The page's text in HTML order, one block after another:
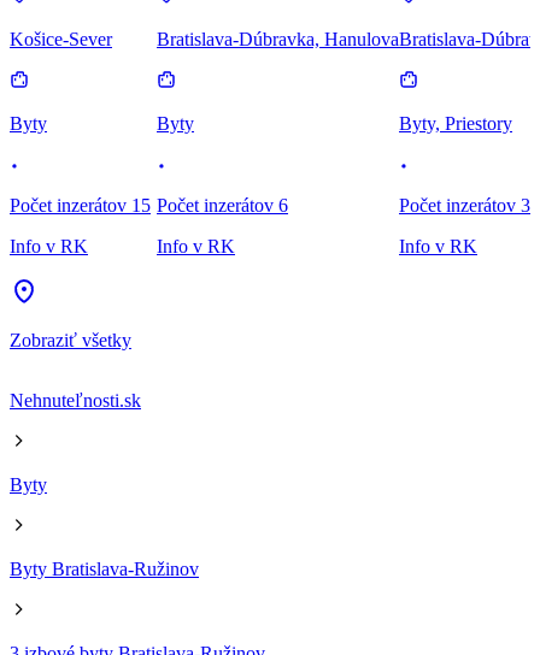
Košice-Sever
Byty
Počet inzerátov 15
Info v RK
Bratislava-Dúbravka, Hanulova
Byty
Počet inzerátov 6
Info v RK
Bratislava-
Byty, Priestory
Počet inzerátov 3
Info v RK
Zobraziť všetky
Nehnuteľnosti.sk
Byty
Byty Bratislava-Ružinov